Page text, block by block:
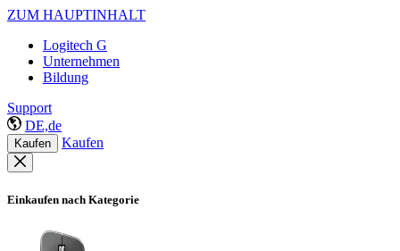
ZUM HAUPTINHALT
Logitech G
Unternehmen
Bildung
Support
DE,de
Kaufen Kaufen
Einkaufen nach Kategorie